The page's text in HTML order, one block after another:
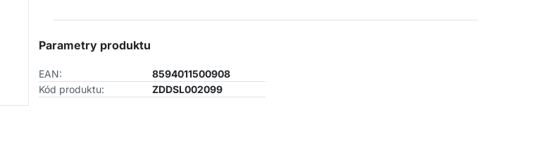
Parametry produktu
EAN:
8594011500908
Kód produktu:
ZDDSL002099